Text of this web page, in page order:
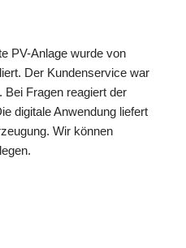
PV-Anlage wurde von
Der Kundenservice war
Bei Fragen reagiert der
digitale Anwendung liefert
Wir können